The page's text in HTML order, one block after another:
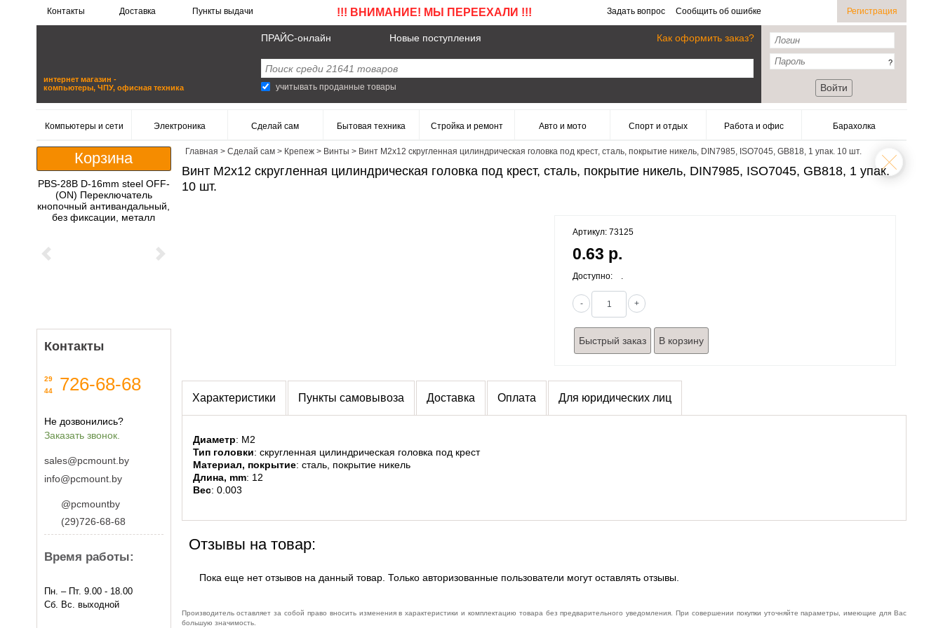
Контакты Доставка Пункты выдачи !!! ВНИМАНИЕ! МЫ ПЕРЕЕХАЛИ !!! Задать вопрос Сообщить об ошибке Регистрация
интернет магазин -
компьютеры, ЧПУ, офисная техника
ПРАЙС-онлайн Новые поступления Как оформить заказ?
учитывать проданные товары
?
Войти
Компьютеры и сети Электроника Сделай сам Бытовая техника Стройка и ремонт Авто и мото Спорт и отдых Работа и офис Барахолка
Корзина
PBS-28B D-16mm steel OFF-
(ON) Переключатель
кнопочный антивандальный,
без фиксации, металл
Previous Next
Контакты
29
44
726-68-68
Не дозвонились?
Заказать звонок.
sales@pcmount.by
info@pcmount.by
@pcmountby
(29)726-68-68
Время работы:
Пн. – Пт. 9.00 - 18.00
Сб. Вс. выходной
Главная > Сделай сам> Крепеж> Винты > Винт M2x12 скругленная цилиндрическая головка под крест, сталь, покрытие никель, DIN7985, ISO7045, GB818, 1 упак. 10 шт.
Винт M2x12 скругленная цилиндрическая головка под крест, сталь, покрытие никель, DIN7985, ISO7045, GB818, 1 упак.
10 шт.
Артикул: 73125
0.63 р.
Доступно: .
- +
Быстрый заказ
Характеристики Пункты самовывоза Доставка Оплата Для юридических лиц
Диаметр: M2
Тип головки: скругленная цилиндрическая головка под крест
Материал, покрытие: сталь, покрытие никель
Длина, mm: 12
Вес: 0.003
Отзывы на товар:
Пока еще нет отзывов на данный товар. Только авторизованные пользователи могут оставлять отзывы.
Производитель оставляет за собой право вносить изменения в характеристики и комплектацию товара без предварительного уведомления. При совершении покупки уточняйте параметры, имеющие для Вас
большую значимость.